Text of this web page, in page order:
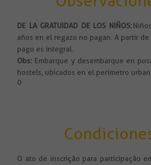
DE LA GRATUIDAD DE LOS NIÑOS:
años en el regazo no pagan. A partir
pago es integral.
Obs: Embarque y desembarque en
hostels, ubicados en el perímetro
0
O ato de inscrição para participação